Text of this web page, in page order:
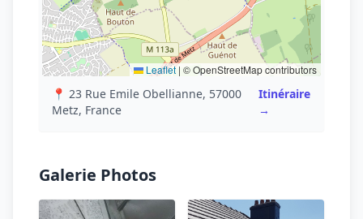
Leaflet | © OpenStreetMap contributors
📍 23 Rue Emile Obellianne, 57000
Metz, France
Itinéraire
→
Galerie Photos